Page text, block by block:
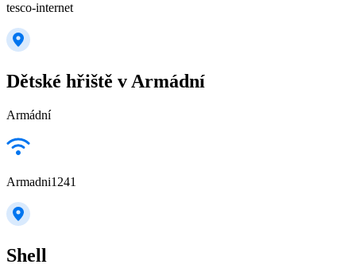
tesco-internet
Dětské hřiště v Armádní
Armádní
Armadni1241
Shell